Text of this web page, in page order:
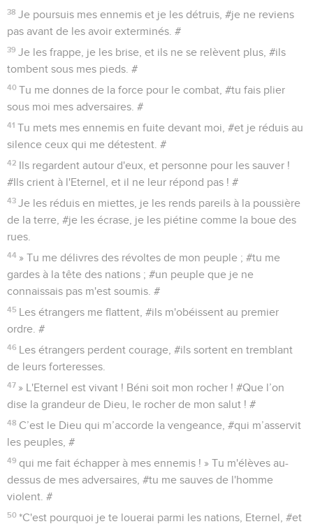
38 Je poursuis mes ennemis et je les détruis, #je ne reviens
pas avant de les avoir exterminés. #
39 Je les frappe, je les brise, et ils ne se relèvent plus, #ils
tombent sous mes pieds. #
40 Tu me donnes de la force pour le combat, #tu fais plier
sous moi mes adversaires. #
41 Tu mets mes ennemis en fuite devant moi, #et je réduis au
silence ceux qui me détestent. #
42 Ils regardent autour d'eux, et personne pour les sauver !
#Ils crient à l'Eternel, et il ne leur répond pas ! #
43 Je les réduis en miettes, je les rends pareils à la poussière
de la terre, #je les écrase, je les piétine comme la boue des
rues.
44 » Tu me délivres des révoltes de mon peuple ; #tu me
gardes à la tête des nations ; #un peuple que je ne
connaissais pas m'est soumis. #
45 Les étrangers me flattent, #ils m'obéissent au premier
ordre. #
46 Les étrangers perdent courage, #ils sortent en tremblant
de leurs forteresses.
47 » L'Eternel est vivant ! Béni soit mon rocher ! #Que l’on
dise la grandeur de Dieu, le rocher de mon salut ! #
48 C’est le Dieu qui m’accorde la vengeance, #qui m’asservit
les peuples, #
49 qui me fait échapper à mes ennemis ! » Tu m'élèves au-
dessus de mes adversaires, #tu me sauves de l'homme
violent. #
50 *C'est pourquoi je te louerai parmi les nations, Eternel, #et